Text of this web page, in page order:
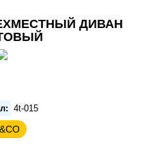
ДИВАН
4t-015